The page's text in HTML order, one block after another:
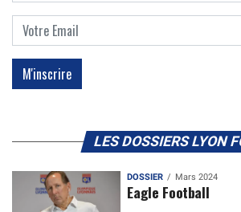
LES DOSSIERS LYON
DOSSIER Mars 2024
Eagle Football